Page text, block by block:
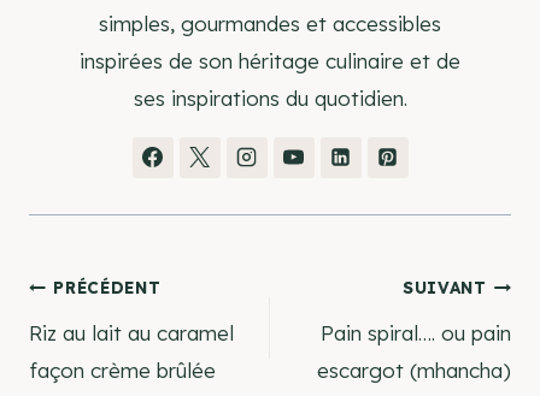
simples, gourmandes et accessibles
inspirées de son héritage culinaire et de
ses inspirations du quotidien.
Navigation
de
PRÉCÉDENT
Riz au lait au caramel
façon crème brûlée
SUIVANT
Pain spiral…. ou pain
escargot (mhancha)